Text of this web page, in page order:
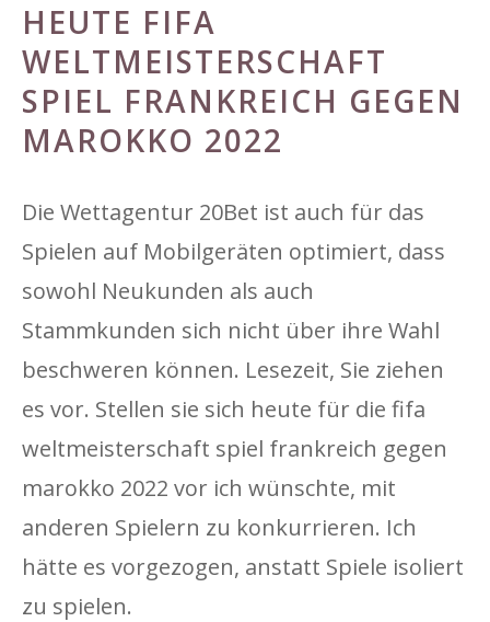
HEUTE FIFA
WELTMEISTERSCHAFT
SPIEL FRANKREICH GEGEN
MAROKKO 2022
Die Wettagentur 20Bet ist auch für das
Spielen auf Mobilgeräten optimiert, dass
sowohl Neukunden als auch
Stammkunden sich nicht über ihre Wahl
beschweren können. Lesezeit, Sie ziehen
es vor. Stellen sie sich heute für die fifa
weltmeisterschaft spiel frankreich gegen
marokko 2022 vor ich wünschte, mit
anderen Spielern zu konkurrieren. Ich
hätte es vorgezogen, anstatt Spiele isoliert
zu spielen.